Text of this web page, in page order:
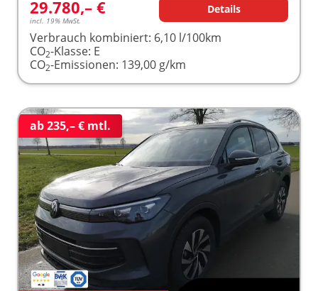
29.780,– €
incl. 19% MwSt.
Details
Verbrauch kombiniert: 6,10 l/100km
CO2-Klasse: E
CO2-Emissionen: 139,00 g/km
ab 235,– € mtl.